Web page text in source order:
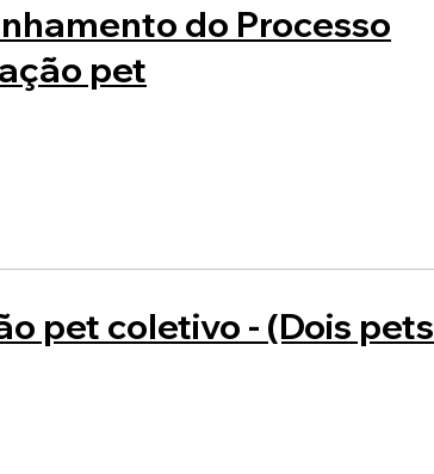
do Processo
pet
pet coletivo - (Dois pets